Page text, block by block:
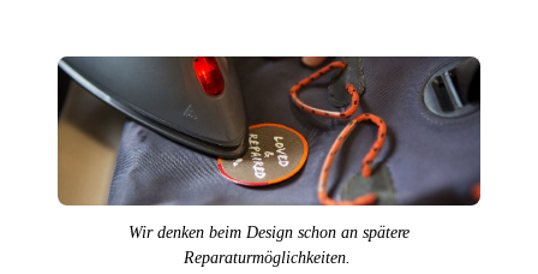
Wir denken beim Design schon an spätere
Reparaturmöglichkeiten.